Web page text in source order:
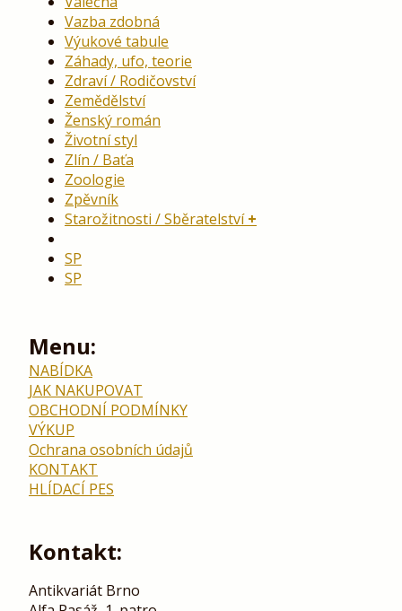
Vazba zdobná
Výukové tabule
Záhady, ufo, teorie
Zdraví / Rodičovství
Zemědělství
Ženský román
Životní styl
Zlín / Baťa
Zoologie
Zpěvník
Starožitnosti / Sběratelství
SP
SP
Menu:
NABÍDKA
JAK NAKUPOVAT
OBCHODNÍ PODMÍNKY
VÝKUP
Ochrana osobních údajů
KONTAKT
HLÍDACÍ PES
Kontakt:
Antikvariát Brno